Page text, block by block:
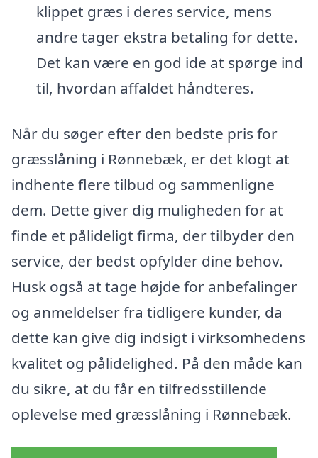
klippet græs i deres service, mens
andre tager ekstra betaling for dette.
Det kan være en god ide at spørge ind
til, hvordan affaldet håndteres.
Når du søger efter den bedste pris for
græsslåning i Rønnebæk, er det klogt at
indhente flere tilbud og sammenligne
dem. Dette giver dig muligheden for at
finde et pålideligt firma, der tilbyder den
service, der bedst opfylder dine behov.
Husk også at tage højde for anbefalinger
og anmeldelser fra tidligere kunder, da
dette kan give dig indsigt i virksomhedens
kvalitet og pålidelighed. På den måde kan
du sikre, at du får en tilfredsstillende
oplevelse med græsslåning i Rønnebæk.